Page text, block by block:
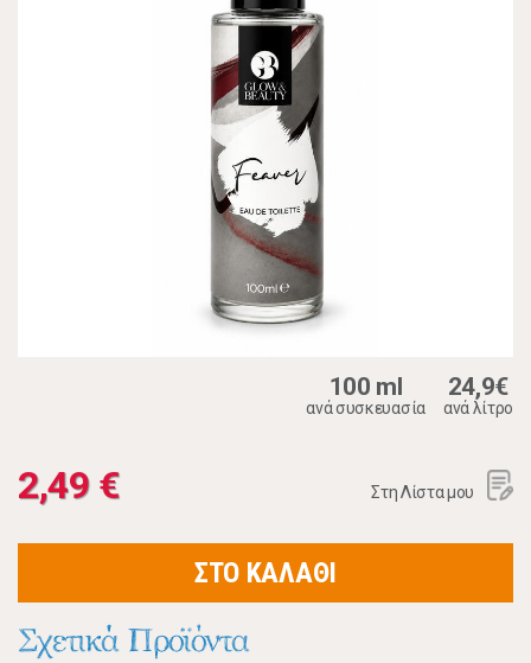
100 ml
ανά συσκευασία
24,9€
ανά λίτρο
2,49 € Στη Λίστα μου
ΣΤΟ ΚΑΛΑΘΙ
Σχετικά Προϊόντα